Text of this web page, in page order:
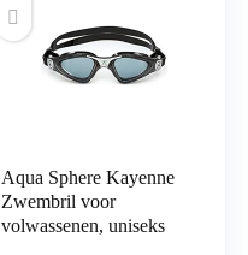
Aqua Sphere Kayenne
Zwembril voor
volwassenen, uniseks